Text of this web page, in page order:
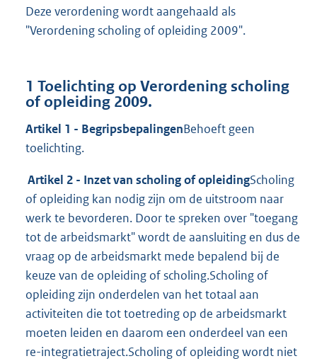
Deze verordening wordt aangehaald als
"Verordening scholing of opleiding 2009".
1 Toelichting op Verordening scholing
of opleiding 2009.
Artikel 1 - BegripsbepalingenBehoeft geen
toelichting.
Artikel 2 - Inzet van scholing of opleidingScholing
of opleiding kan nodig zijn om de uitstroom naar
werk te bevorderen. Door te spreken over "toegang
tot de arbeidsmarkt" wordt de aansluiting en dus de
vraag op de arbeidsmarkt mede bepalend bij de
keuze van de opleiding of scholing.Scholing of
opleiding zijn onderdelen van het totaal aan
activiteiten die tot toetreding op de arbeidsmarkt
moeten leiden en daarom een onderdeel van een
re-integratietraject.Scholing of opleiding wordt niet